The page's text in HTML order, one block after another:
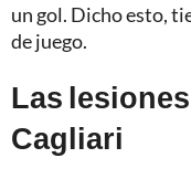
un gol. Dicho esto,
de juego.
Las
Cagliari